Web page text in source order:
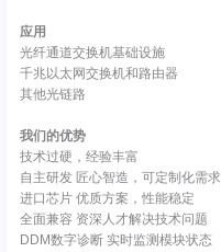
应用
光纤通道交换机基础设施
千兆以太网交换机和路由器
其他光链路
我们的优势
技术过硬，经验丰富
自主研发 匠心智造，可定制化需求
进口芯片 优质方案，性能稳定
全面兼容 资深人才解决技术问题
DDM数字诊断 实时监测模块状态